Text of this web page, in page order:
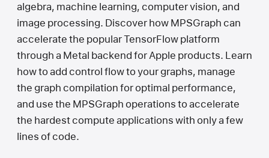
algebra, machine learning, computer vision, and
image processing. Discover how MPSGraph can
accelerate the popular TensorFlow platform
through a Metal backend for Apple products. Learn
how to add control flow to your graphs, manage
the graph compilation for optimal performance,
and use the MPSGraph operations to accelerate
the hardest compute applications with only a few
lines of code.